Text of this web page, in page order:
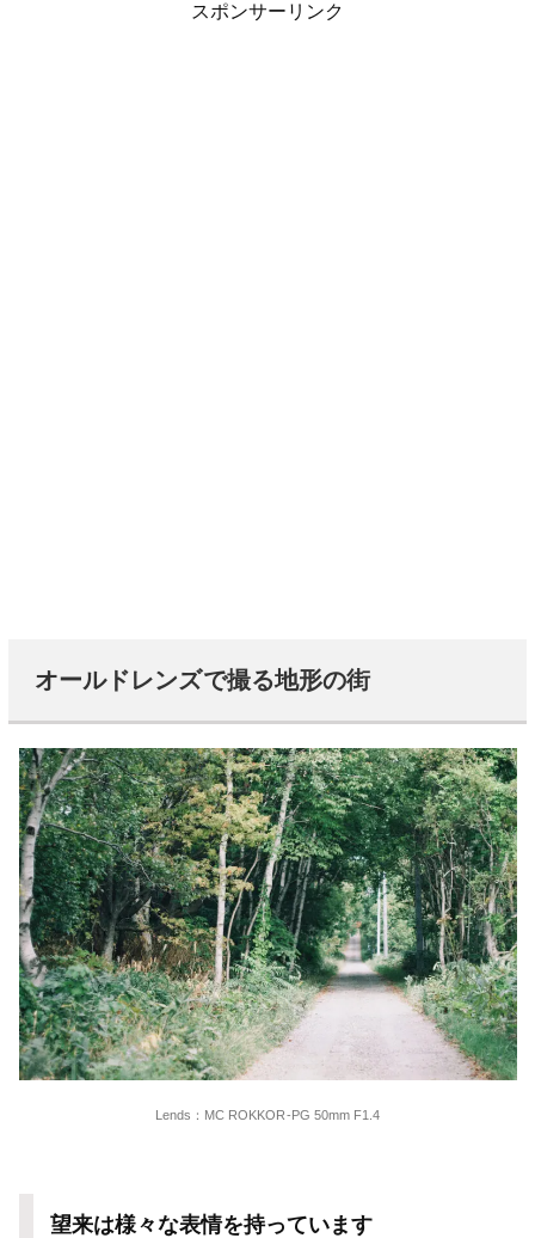
スポンサーリンク
オールドレンズで撮る地形の街
Lends：MC ROKKOR-PG 50mm F1.4
望来は様々な表情を持っています